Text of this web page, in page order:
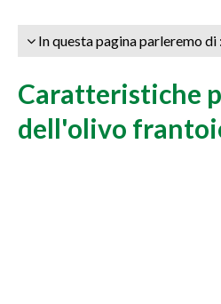
In questa pagina parleremo di :
Caratteristiche
dell'olivo